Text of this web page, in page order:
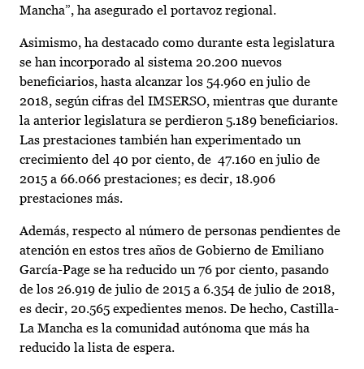
Mancha”, ha asegurado el portavoz regional.
Asimismo, ha destacado como durante esta legislatura
se han incorporado al sistema 20.200 nuevos
beneficiarios, hasta alcanzar los 54.960 en julio de
2018, según cifras del IMSERSO, mientras que durante
la anterior legislatura se perdieron 5.189 beneficiarios.
Las prestaciones también han experimentado un
crecimiento del 40 por ciento, de 47.160 en julio de
2015 a 66.066 prestaciones; es decir, 18.906
prestaciones más.
Además, respecto al número de personas pendientes de
atención en estos tres años de Gobierno de Emiliano
García-Page se ha reducido un 76 por ciento, pasando
de los 26.919 de julio de 2015 a 6.354 de julio de 2018,
es decir, 20.565 expedientes menos. De hecho, Castilla-
La Mancha es la comunidad autónoma que más ha
reducido la lista de espera.